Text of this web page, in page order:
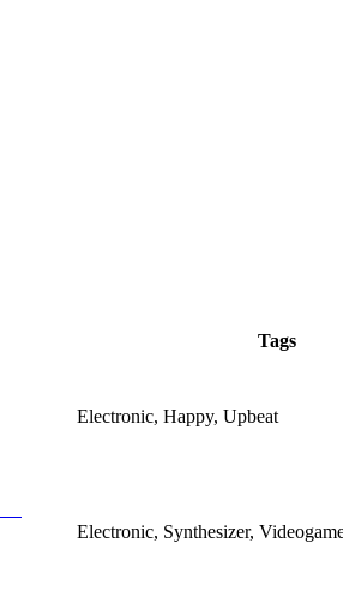
Tags
Electronic, Happy, Upbeat
Electronic, Synthesizer,